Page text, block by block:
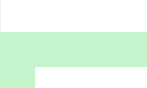
and parenting begins